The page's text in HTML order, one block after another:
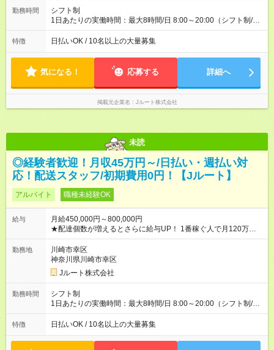
勤務時間
シフト制
1日あたりの実働時間：最大8時間/日 8:00～20:00（シフト制/実
働8時間） ※週5日勤務（場所次第では週4も有り） ※配達状況に
よって時間外での勤務可能性有り ※案件により多少の前後あり
特徴 日払いOK / 10名以上の大量募集
気になる！ 応募する 詳細へ
掲載元企業名 Jルート株式会社
未読
◎経験者歓迎！月収45万円～/日払い・週払い対
応！配送スタッフ/初期費用0円！【Jルート】
アルバイト 職種未経験OK
給与
月給450,000円～800,000円
★配達個数が増えるとさらに給与UP！ 1番稼ぐ人で月120万ほ
ど！ ・主要都市エリア 月収55万円／週5日稼働 月収65万~112
万円／週6日稼働 ・地方郊外エリア 月収40万円／週5日稼働 月
収40万円~50万円／週6日稼働 ＜モデルイメージ＞ ■月収50万
円 (27歳男性/江東区在住)※元建築関係 1日150個配達×25日勤務
(日休み) ■月収80万円(43歳男性/墨田区在住)※元営業 1日200個
勤務地
川崎市幸区
神奈川県川崎市幸区
Jルート株式会社
勤務時間
シフト制
1日あたりの実働時間：最大8時間/日 8:00～20:00（シフト制/実
働8時間） ※週5日勤務（場所次第では週4も有り） ※配達状況に
よって時間外での勤務可能性有り ※案件により多少の前後あり
特徴 日払いOK / 10名以上の大量募集